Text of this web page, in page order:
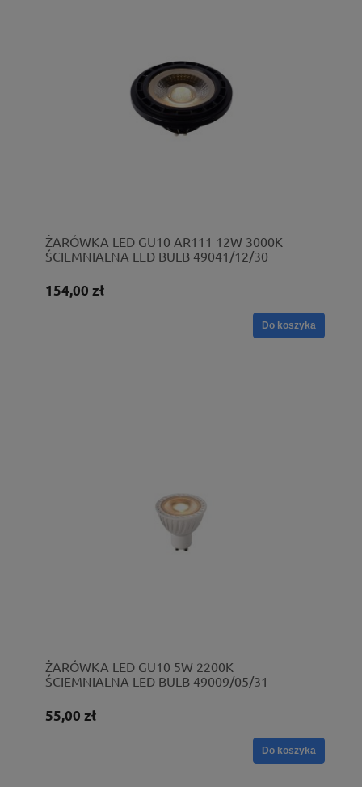
ŻARÓWKA LED GU10 AR111 12W 3000K
ŚCIEMNIALNA LED BULB 49041/12/30
154,00 zł
Do koszyka
ŻARÓWKA LED GU10 5W 2200K
ŚCIEMNIALNA LED BULB 49009/05/31
55,00 zł
Do koszyka